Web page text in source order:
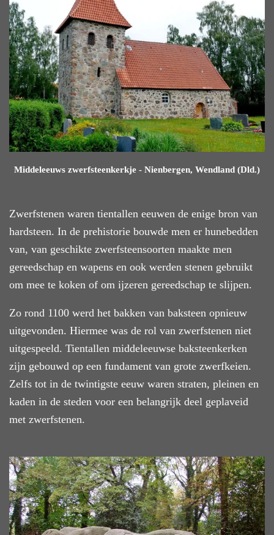
Middeleeuws zwerfsteenkerkje - Nienbergen, Wendland (Dld.)
Zwerfstenen waren tientallen eeuwen de enige bron van
hardsteen. In de prehistorie bouwde men er hunebedden
van, van geschikte zwerfsteensoorten maakte men
gereedschap en wapens en ook werden stenen gebruikt
om mee te koken of om ijzeren gereedschap te slijpen.
Zo rond 1100 werd het bakken van baksteen opnieuw
uitgevonden. Hiermee was de rol van zwerfstenen niet
uitgespeeld. Tientallen middeleeuwse baksteenkerken
zijn gebouwd op een fundament van grote zwerfkeien.
Zelfs tot in de twintigste eeuw waren straten, pleinen en
kaden in de steden voor een belangrijk deel geplaveid
met zwerfstenen.